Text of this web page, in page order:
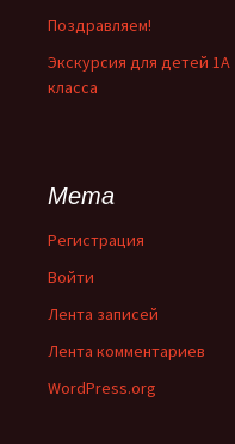
Поздравляем!
Экскурсия для детей 1А
класса
Мета
Регистрация
Войти
Лента записей
Лента комментариев
WordPress.org